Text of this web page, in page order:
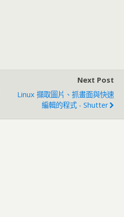
Next Post
Linux 擷取圖片、抓畫面與快速
編輯的程式 - Shutter